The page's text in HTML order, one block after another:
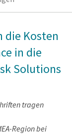
die Kosten
in die
Solutions
tragen
Region bei